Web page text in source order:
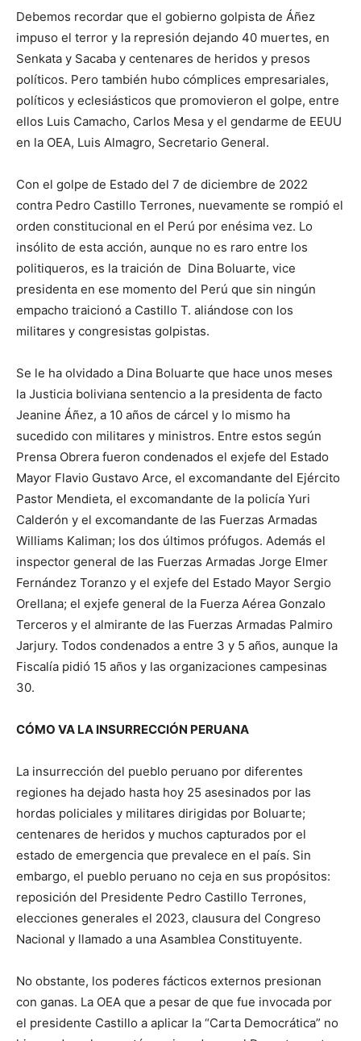
Debemos recordar que el gobierno golpista de Áñez
impuso el terror y la represión dejando 40 muertes, en
Senkata y Sacaba y centenares de heridos y presos
políticos. Pero también hubo cómplices empresariales,
políticos y eclesiásticos que promovieron el golpe, entre
ellos Luis Camacho, Carlos Mesa y el gendarme de EEUU
en la OEA, Luis Almagro, Secretario General.
Con el golpe de Estado del 7 de diciembre de 2022
contra Pedro Castillo Terrones, nuevamente se rompió el
orden constitucional en el Perú por enésima vez. Lo
insólito de esta acción, aunque no es raro entre los
politiqueros, es la traición de Dina Boluarte, vice
presidenta en ese momento del Perú que sin ningún
empacho traicionó a Castillo T. aliándose con los
militares y congresistas golpistas.
Se le ha olvidado a Dina Boluarte que hace unos meses
la Justicia boliviana sentencio a la presidenta de facto
Jeanine Áñez, a 10 años de cárcel y lo mismo ha
sucedido con militares y ministros. Entre estos según
Prensa Obrera fueron condenados el exjefe del Estado
Mayor Flavio Gustavo Arce, el excomandante del Ejército
Pastor Mendieta, el excomandante de la policía Yuri
Calderón y el excomandante de las Fuerzas Armadas
Williams Kaliman; los dos últimos prófugos. Además el
inspector general de las Fuerzas Armadas Jorge Elmer
Fernández Toranzo y el exjefe del Estado Mayor Sergio
Orellana; el exjefe general de la Fuerza Aérea Gonzalo
Terceros y el almirante de las Fuerzas Armadas Palmiro
Jarjury. Todos condenados a entre 3 y 5 años, aunque la
Fiscalía pidió 15 años y las organizaciones campesinas
30.
CÓMO VA LA INSURRECCIÓN PERUANA
La insurrección del pueblo peruano por diferentes
regiones ha dejado hasta hoy 25 asesinados por las
hordas policiales y militares dirigidas por Boluarte;
centenares de heridos y muchos capturados por el
estado de emergencia que prevalece en el país. Sin
embargo, el pueblo peruano no ceja en sus propósitos:
reposición del Presidente Pedro Castillo Terrones,
elecciones generales el 2023, clausura del Congreso
Nacional y llamado a una Asamblea Constituyente.
No obstante, los poderes fácticos externos presionan
con ganas. La OEA que a pesar de que fue invocada por
el presidente Castillo a aplicar la “Carta Democrática” no